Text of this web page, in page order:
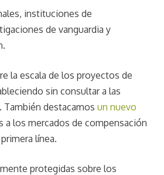
instituciones de
de vanguardia y
la escala de los proyectos de
sin consultar a las
destacamos un nuevo
a los mercados de compensación
línea.
protegidas sobre los